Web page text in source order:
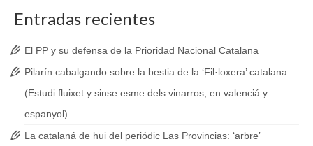
Entradas recientes
El PP y su defensa de la Prioridad Nacional Catalana
Pilarín cabalgando sobre la bestia de la ‘Fil·loxera’ catalana
(Estudi fluixet y sinse esme dels vinarros, en valenciá y
espanyol)
La catalaná de hui del periódic Las Provincias: ‘arbre’